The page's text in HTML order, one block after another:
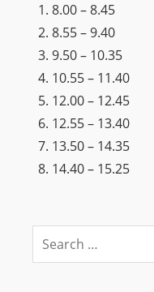
8.00 – 8.45
8.55 – 9.40
9.50 – 10.35
10.55 – 11.40
12.00 – 12.45
12.55 – 13.40
13.50 – 14.35
14.40 – 15.25